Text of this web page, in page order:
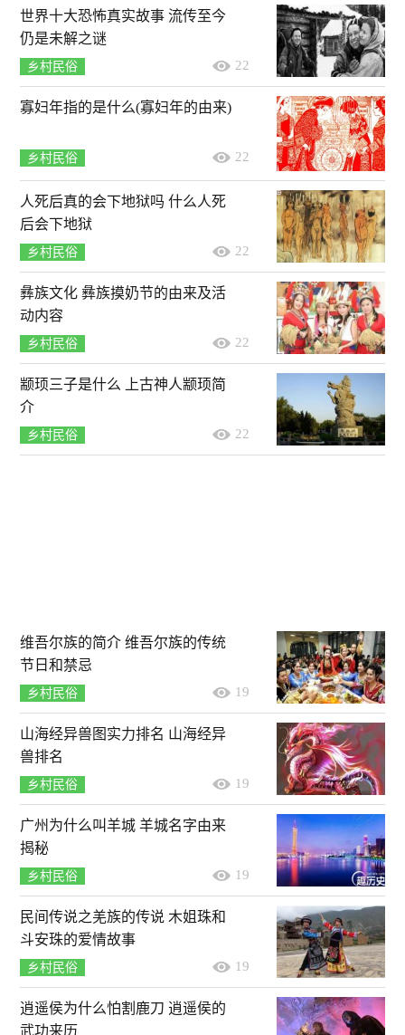
世界十大恐怖真实故事 流传至今
仍是未解之谜
乡村民俗 22
寡妇年指的是什么(寡妇年的由来)
乡村民俗 22
人死后真的会下地狱吗 什么人死
后会下地狱
乡村民俗 22
彝族文化 彝族摸奶节的由来及活
动内容
乡村民俗 22
颛顼三子是什么 上古神人颛顼简
介
乡村民俗 22
维吾尔族的简介 维吾尔族的传统
节日和禁忌
乡村民俗 19
山海经异兽图实力排名 山海经异
兽排名
乡村民俗 19
广州为什么叫羊城 羊城名字由来
揭秘
乡村民俗 19
民间传说之羌族的传说 木姐珠和
斗安珠的爱情故事
乡村民俗 19
逍遥侯为什么怕割鹿刀 逍遥侯的
武功来历